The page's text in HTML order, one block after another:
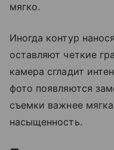
мягко.
Иногда контур
оставляют четкие
камера сгладит
фото появляются
съемки важнее
насыщенность.